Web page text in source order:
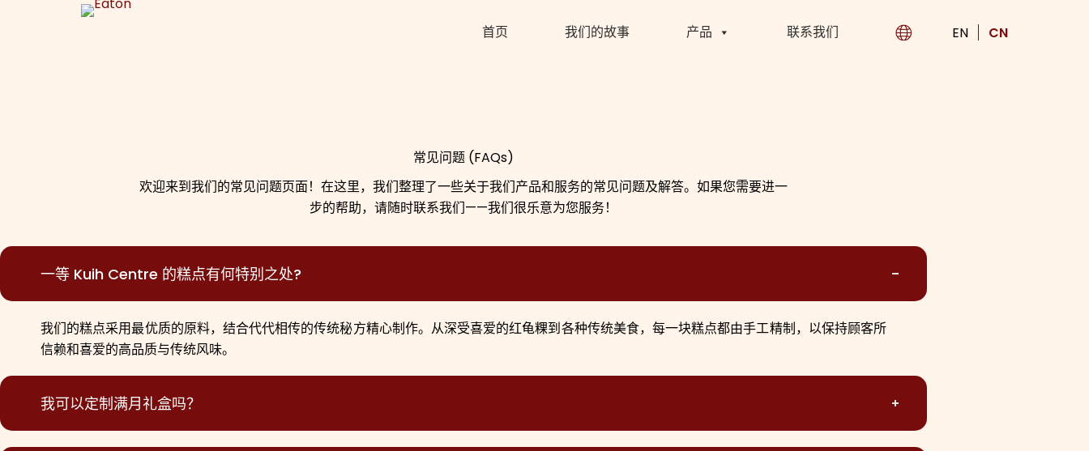
首页 我们的故事 产品 联系我们 EN CN
常见问题 (FAQs)
欢迎来到我们的常见问题页面！在这里，我们整理了一些关于我们产品和服务的常见问题及解答。如果您需要进一
步的帮助，请随时联系我们——我们很乐意为您服务！
一等 Kuih Centre 的糕点有何特别之处?
我们的糕点采用最优质的原料，结合代代相传的传统秘方精心制作。从深受喜爱的红龟粿到各种传统美食，每一块糕点都由手工精制，以保持顾客所
信赖和喜爱的高品质与传统风味。
我可以定制满月礼盒吗？